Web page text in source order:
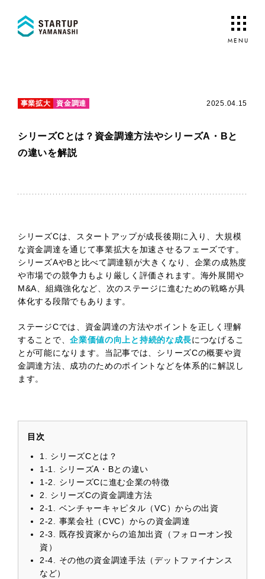
事業拡大 資金調達 2025.04.15
シリーズCとは？資金調達方法やシリーズA・Bと
の違いを解説
シリーズCは、スタートアップが成長後期に入り、大規模
な資金調達を通じて事業拡大を加速させるフェーズです。
シリーズAやBと比べて調達額が大きくなり、企業の成熟度
や市場での競争力もより厳しく評価されます。海外展開や
M&A、組織強化など、次のステージに進むための戦略が具
体化する段階でもあります。
ステージCでは、資金調達の方法やポイントを正しく理解
することで、企業価値の向上と持続的な成長につなげるこ
とが可能になります。当記事では、シリーズCの概要や資
金調達方法、成功のためのポイントなどを体系的に解説し
ます。
目次
1. シリーズCとは？
1-1. シリーズA・Bとの違い
1-2. シリーズCに進む企業の特徴
2. シリーズCの資金調達方法
2-1. ベンチャーキャピタル（VC）からの出資
2-2. 事業会社（CVC）からの資金調達
2-3. 既存投資家からの追加出資（フォローオン投
資）
2-4. その他の資金調達手法（デットファイナンス
など）